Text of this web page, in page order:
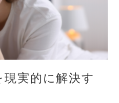
現実的に解決す